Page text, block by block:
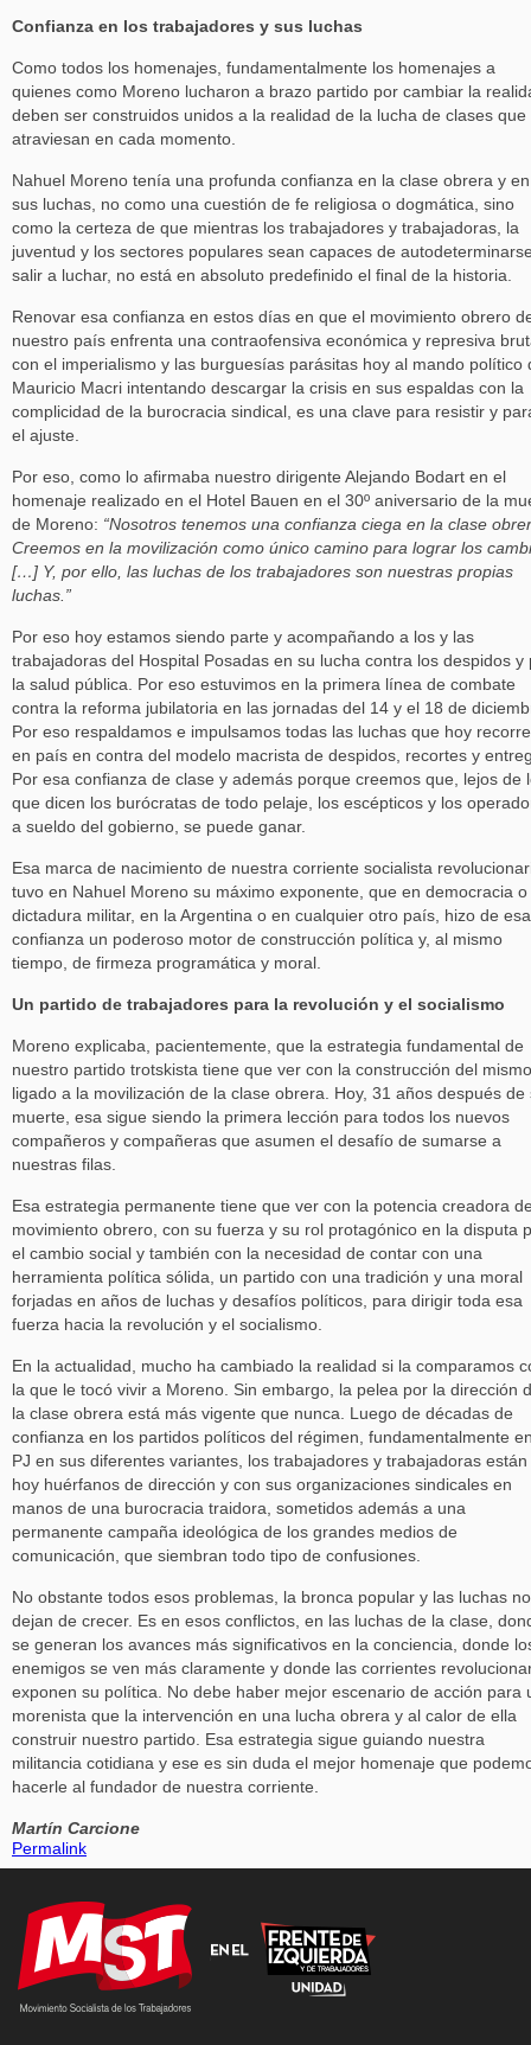
Confianza en los trabajadores y sus luchas
Como todos los homenajes, fundamentalmente los homenajes a
quienes como Moreno lucharon a brazo partido por cambiar la
deben ser construidos unidos a la realidad de la lucha de clases que
atraviesan en cada momento.
Nahuel Moreno tenía una profunda confianza en la clase obrera y en
sus luchas, no como una cuestión de fe religiosa o dogmática, sino
como la certeza de que mientras los trabajadores y trabajadoras, la
juventud y los sectores populares sean capaces de
salir a luchar, no está en absoluto predefinido el final de la historia.
Renovar esa confianza en estos días en que el movimiento obrero
nuestro país enfrenta una contraofensiva económica y represiva
con el imperialismo y las burguesías parásitas hoy al mando político
Mauricio Macri intentando descargar la crisis en sus espaldas con la
complicidad de la burocracia sindical, es una clave para resistir y
el ajuste.
Por eso, como lo afirmaba nuestro dirigente Alejando Bodart en el
homenaje realizado en el Hotel Bauen en el 30º aniversario de la
de Moreno: “Nosotros tenemos una confianza ciega en la clase
Creemos en la movilización como único camino para lograr los
[…] Y, por ello, las luchas de los trabajadores son nuestras propias
luchas.”
Por eso hoy estamos siendo parte y acompañando a los y las
trabajadoras del Hospital Posadas en su lucha contra los despidos y
la salud pública. Por eso estuvimos en la primera línea de combate
contra la reforma jubilatoria en las jornadas del 14 y el 18 de
Por eso respaldamos e impulsamos todas las luchas que hoy
en país en contra del modelo macrista de despidos, recortes y
Por esa confianza de clase y además porque creemos que, lejos de
que dicen los burócratas de todo pelaje, los escépticos y los
a sueldo del gobierno, se puede ganar.
Esa marca de nacimiento de nuestra corriente socialista
tuvo en Nahuel Moreno su máximo exponente, que en democracia o
dictadura militar, en la Argentina o en cualquier otro país, hizo de esa
confianza un poderoso motor de construcción política y, al mismo
tiempo, de firmeza programática y moral.
Un partido de trabajadores para la revolución y el socialismo
Moreno explicaba, pacientemente, que la estrategia fundamental de
nuestro partido trotskista tiene que ver con la construcción del mismo
ligado a la movilización de la clase obrera. Hoy, 31 años después de
muerte, esa sigue siendo la primera lección para todos los nuevos
compañeros y compañeras que asumen el desafío de sumarse a
nuestras filas.
Esa estrategia permanente tiene que ver con la potencia creadora
movimiento obrero, con su fuerza y su rol protagónico en la disputa
el cambio social y también con la necesidad de contar con una
herramienta política sólida, un partido con una tradición y una moral
forjadas en años de luchas y desafíos políticos, para dirigir toda esa
fuerza hacia la revolución y el socialismo.
En la actualidad, mucho ha cambiado la realidad si la comparamos
la que le tocó vivir a Moreno. Sin embargo, la pelea por la dirección
la clase obrera está más vigente que nunca. Luego de décadas de
confianza en los partidos políticos del régimen, fundamentalmente
PJ en sus diferentes variantes, los trabajadores y trabajadoras están
hoy huérfanos de dirección y con sus organizaciones sindicales en
manos de una burocracia traidora, sometidos además a una
permanente campaña ideológica de los grandes medios de
comunicación, que siembran todo tipo de confusiones.
No obstante todos esos problemas, la bronca popular y las luchas no
dejan de crecer. Es en esos conflictos, en las luchas de la clase,
se generan los avances más significativos en la conciencia, donde
enemigos se ven más claramente y donde las corrientes
exponen su política. No debe haber mejor escenario de acción para
morenista que la intervención en una lucha obrera y al calor de ella
construir nuestro partido. Esa estrategia sigue guiando nuestra
militancia cotidiana y ese es sin duda el mejor homenaje que
hacerle al fundador de nuestra corriente.
Martín Carcione
Permalink